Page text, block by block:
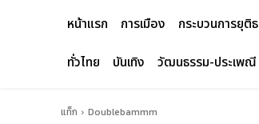
หน้าแรก การเมือง กระบวนการยุติ
ทั่วไทย
บันเทิง วัฒนธรรม-ประเพณี
แท็ก Doublebammm